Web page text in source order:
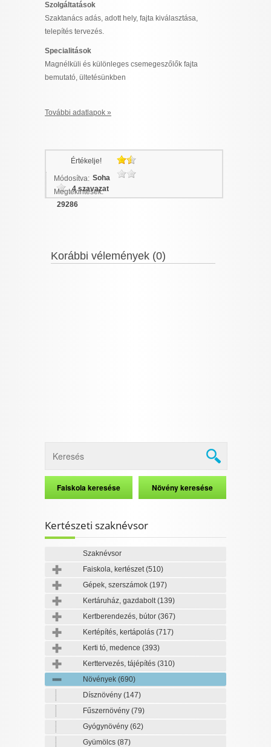
Data Deletion
Szolgáltatások
Szaktanács adás, adott hely, fajta kiválasztása,
telepítés tervezés.
Specialitások
Magnélküli és különleges csemegeszőlők fajta
bemutató, ültetésünkben
További adatlapok »
Értékelje!
4 szavazat
Módosítva: Soha
Megtekintések:
29286
Korábbi vélemények (0)
Kertészeti szaknévsor
Szaknévsor
Faiskola, kertészet(510)
Gépek, szerszámok (197)
Kertáruház, gazdabolt(139)
Kertberendezés, bútor (367)
Kertépítés, kertápolás (717)
Kerti tó, medence (393)
Kerttervezés, tájépítés (310)
Növények (690)
Dísznövény (147)
Fűszernövény (79)
Gyógynövény (62)
Gyümölcs (87)